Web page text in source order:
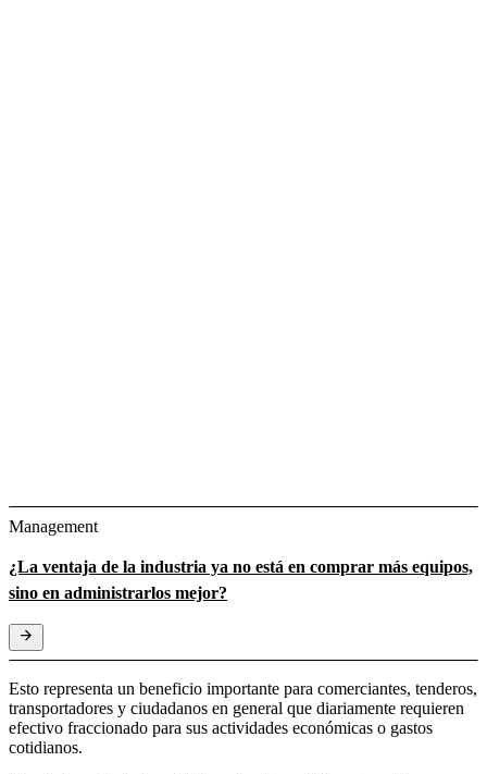
Management
¿La ventaja de la industria ya no está en comprar más equipos,
sino en administrarlos mejor?
Esto representa un beneficio importante para comerciantes, tenderos,
transportadores y ciudadanos en general que diariamente requieren
efectivo fraccionado para sus actividades económicas o gastos
cotidianos.